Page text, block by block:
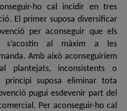
ho cal incidir en tres
El primer suposa diversificar
per aconseguir que els
s’acostin al màxim a les
Amb això aconseguiríem
plantejats, inconsistents o
principi suposa eliminar tota
pugui esdevenir part del
Per aconseguir-ho cal